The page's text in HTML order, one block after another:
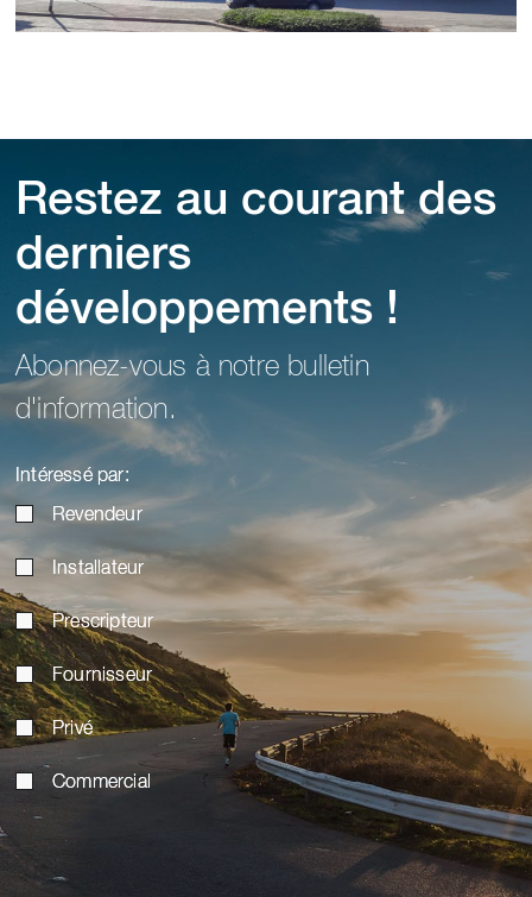
Restez au courant des
derniers
développements !
Abonnez-vous à notre bulletin
d'information.
Intéressé par:
Revendeur
Installateur
Prescripteur
Fournisseur
Privé
Commercial